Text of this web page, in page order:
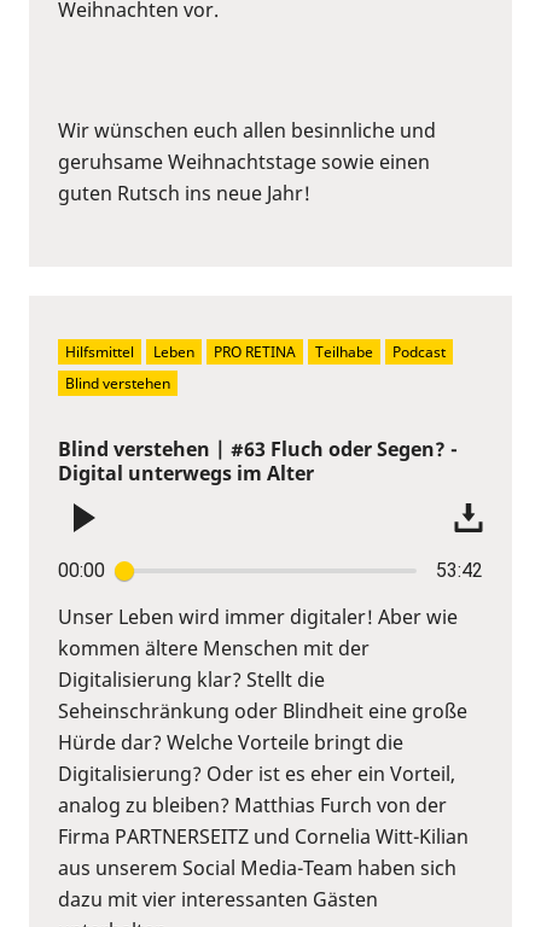
Weihnachten vor.
Wir wünschen euch allen besinnliche und
geruhsame Weihnachtstage sowie einen
guten Rutsch ins neue Jahr!
Blind verstehen | #63 Fluch oder Segen? -
Digital unterwegs im Alter
00:00 53:42
Unser Leben wird immer digitaler! Aber wie
kommen ältere Menschen mit der
Digitalisierung klar? Stellt die
Seheinschränkung oder Blindheit eine große
Hürde dar? Welche Vorteile bringt die
Digitalisierung? Oder ist es eher ein Vorteil,
analog zu bleiben? Matthias Furch von der
Firma PARTNERSEITZ und Cornelia Witt-Kilian
aus unserem Social Media-Team haben sich
dazu mit vier interessanten Gästen
Hilfsmittel Leben PRO RETINA Teilhabe
Podcast
Blind verstehen